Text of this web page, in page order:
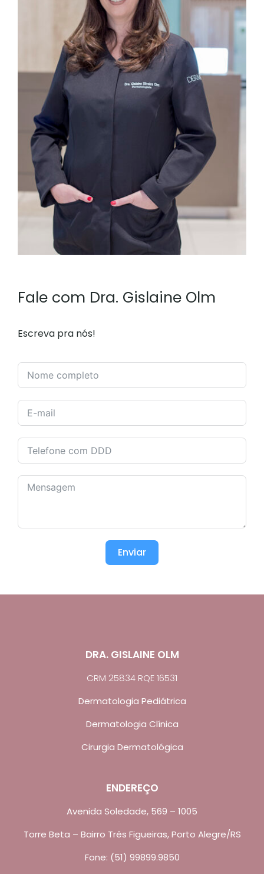
Fale com Dra. Gislaine Olm
Escreva pra nós!
Enviar
DRA. GISLAINE OLM
CRM 25834 RQE 16531
Dermatologia Pediátrica
Dermatologia Clínica
Cirurgia Dermatológica
ENDEREÇO
Avenida Soledade, 569 – 1005
Torre Beta – Bairro Três Figueiras, Porto Alegre/RS
Fone: (51) 99899.9850